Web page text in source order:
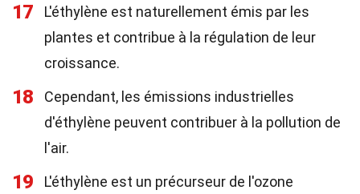
17
L'éthylène est naturellement émis par les
plantes et contribue à la régulation de leur
croissance.
18
Cependant, les émissions industrielles
d'éthylène peuvent contribuer à la pollution de
l'air.
19
L'éthylène est un précurseur de l'ozone